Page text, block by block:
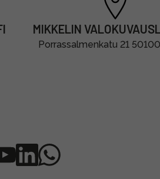
MIKKELIN
Porrassalmenkatu 21